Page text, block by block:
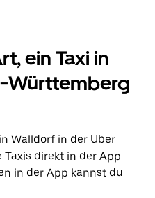
ein Taxi in
Württemberg
Walldorf in der Uber
direkt in der App
in der App kannst du